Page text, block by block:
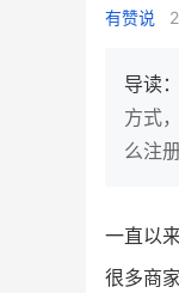
有赞说
导读：
方式
么注
一直以
很多商
类目销售额
他只用7年做到
域如何破局？